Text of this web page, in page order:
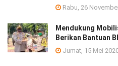
Rabu, 26
Mendukung
Berikan Bantuan
Jumat, 15 Mei